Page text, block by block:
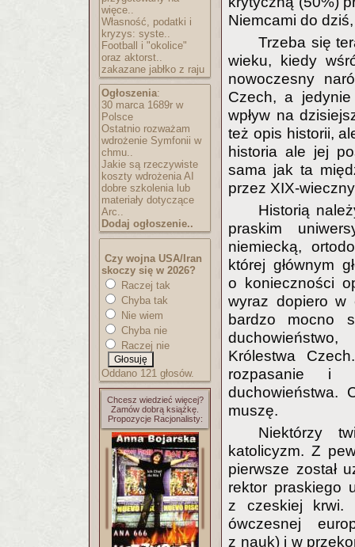
więce..
Własność, podatki i
kryzys: syste..
Football i "okolice"
oraz aktorst..
zakazane jabłko z raju
Ogłoszenia:
30 marca 1689r w
Polsce
Ostatnio rozważam
wdrożenie Symfonii w
chmu..
Jakie są rzeczywiste
koszty wdrożenia AI
dobre szkolenia lub
materiały dotyczące
Arc..
Dodaj ogłoszenie..
Czy wojna USA/Iran
skoczy się w 2026?
Raczej tak
Chyba tak
Nie wiem
Chyba nie
Raczej nie
Oddano 121 głosów.
Chcesz wiedzieć więcej?
Zamów dobrą książkę.
Propozycje Racjonalisty:
Niemcami do
Trzeba się
wieku, kiedy
nowoczesny
Czech, a
wpływ na
też opis historii,
historia ale jej
sama jak ta
przez XIX-
Historią
praskim
niemiecką,
której głównym
o konieczności
wyraz dopiero w
bardzo mocno
Królestwa
rozpasanie i
duchowieństwa.
muszę.
Niektórzy
katolicyzm. Z
pierwsze został
rektor praskiego
z czeskiej krwi.
ówczesnej
z nauk) i w